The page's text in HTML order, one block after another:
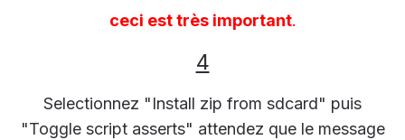
ceci est très important.
4
Selectionnez "Install zip from sdcard" puis
"Toggle script asserts" attendez que le message